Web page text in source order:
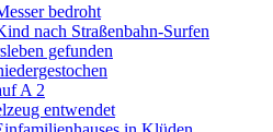
bedroht
nach Straßenbahn-Surfen
gefunden
A 2
entwendet